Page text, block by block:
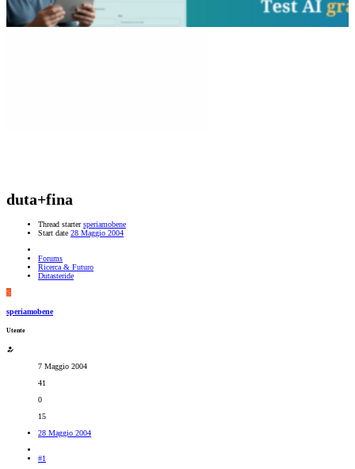
duta+fina
Thread starter speriamobene
Start date 28 Maggio 2004
Forums
Ricerca & Futuro
Dutasteride
S
speriamobene
Utente
7 Maggio 2004
41
0
15
28 Maggio 2004
#1